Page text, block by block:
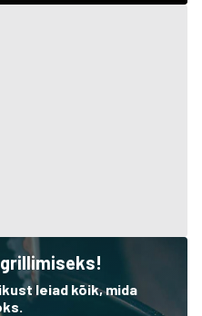
leiad kõik, mida